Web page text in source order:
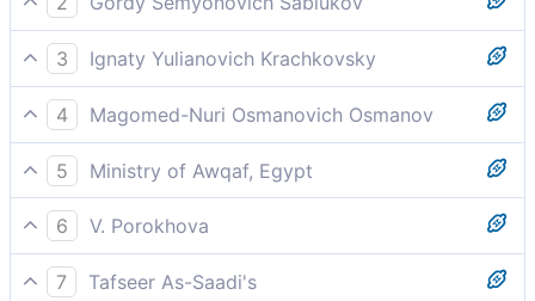
Те, которые не ждут сретить Нас, говорят: "О если
ниспосланы были к нам ангелы, или мы увидели
бы Господа нашего!" Они величаются собой,
надмеваются великим надмением.
3
Ignaty Yulianovich Krachkovsky
И сказали те, которые надеются Нас встретить:
"Если бы к нам были ниспосланы ангелы или
увидели мы нашего Господа!" Они возгордились в
своих думах и преступили великим
преступлением.
4
Magomed-Nuri Osmanovich Osmanov
Те, которые надеются, что не предстанут перед
Нами, говорят: "Почему к нам не ниспосланы
ангелы? Почему мы не видим нашего Господа?"
Они, несомненно, возгордились в сердце и
подняли великий бунт [против Аллаха].
5
Ministry of Awqaf, Egypt
Те, которые опровергают воскрешение и не
ожидают воздаяния за то, что делали, сказали:
"Почему к нам не ниспосланы ангелы? Почему мы
6
V. Porokhova
И те, кто в сретение с Нами не поверил, говорят:
7 Tafseer As-Saadi's